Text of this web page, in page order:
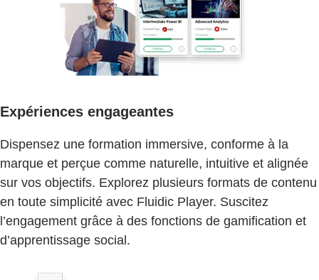
Expériences engageantes
Dispensez une formation immersive, conforme à la
marque et perçue comme naturelle, intuitive et alignée
sur vos objectifs. Explorez plusieurs formats de contenu
en toute simplicité avec Fluidic Player. Suscitez
l’engagement grâce à des fonctions de gamification et
d’apprentissage social.